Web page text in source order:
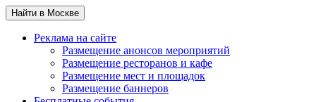
Найти в Москве
Реклама на сайте
Размещение анонсов мероприятий
Размещение ресторанов и кафе
Размещение мест и площадок
Размещение баннеров